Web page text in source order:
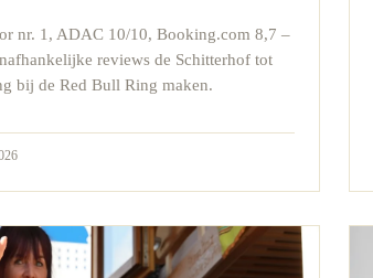
nr. 1, ADAC 10/10, Booking.com 8,7 –
reviews de Schitterhof tot
bij de Red Bull Ring maken.